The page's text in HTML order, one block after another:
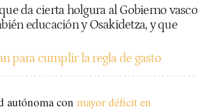
da cierta holgura al Gobierno vasco
educación y Osakidetza, y que
para cumplir la regla de gasto
autónoma con mayor déficit en